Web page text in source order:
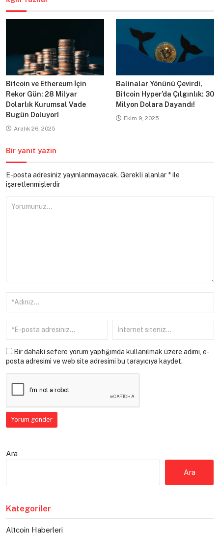
Bitcoin ve Ethereum İçin
Rekor Gün: 28 Milyar
Dolarlık Kurumsal Vade
Bugün Doluyor!
Aralık 26, 2025
Balinalar Yönünü Çevirdi,
Bitcoin Hyper’da Çılgınlık: 30
Milyon Dolara Dayandı!
Ekim 9, 2025
Bir yanıt yazın
E-posta adresiniz yayınlanmayacak. Gerekli alanlar *ile
işaretlenmişlerdir
Bir dahaki sefere yorum yaptığımda kullanılmak üzere adımı, e-
posta adresimi ve web site adresimi bu tarayıcıya kaydet.
Ara
Ara
Kategoriler
Altcoin Haberleri